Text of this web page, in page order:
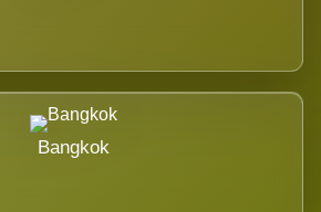
Bangkok